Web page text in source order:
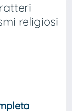
religiosi